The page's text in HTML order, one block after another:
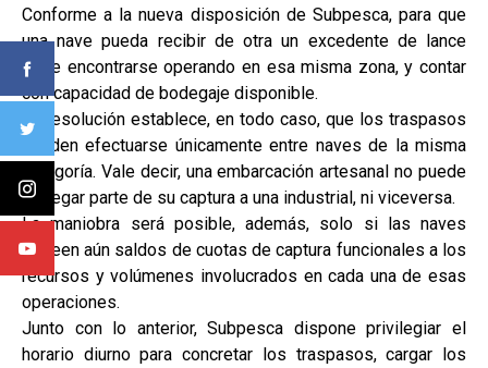
Conforme a la nueva disposición de Subpesca, para que
una nave pueda recibir de otra un excedente de lance
debe encontrarse operando en esa misma zona, y contar
con capacidad de bodegaje disponible.
La resolución establece, en todo caso, que los traspasos
pueden efectuarse únicamente entre naves de la misma
categoría. Vale decir, una embarcación artesanal no puede
entregar parte de su captura a una industrial, ni viceversa.
La maniobra será posible, además, solo si las naves
poseen aún saldos de cuotas de captura funcionales a los
recursos y volúmenes involucrados en cada una de esas
operaciones.
Junto con lo anterior, Subpesca dispone privilegiar el
horario diurno para concretar los traspasos, cargar los